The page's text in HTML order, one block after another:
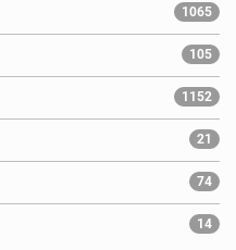
1065
105
1152
21
74
14